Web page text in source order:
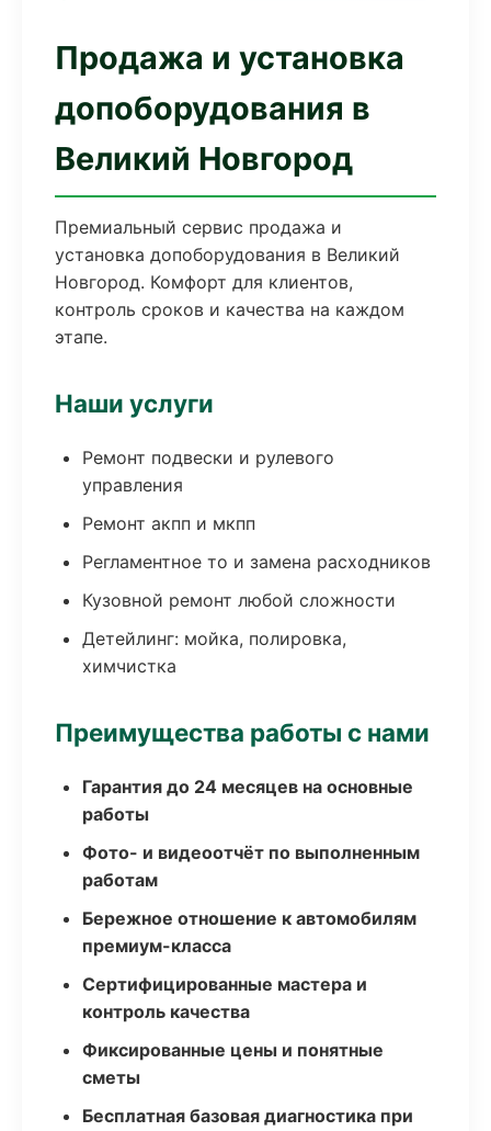
Продажа и установка
допоборудования в
Великий Новгород
Премиальный сервис продажа и
установка допоборудования в Великий
Новгород. Комфорт для клиентов,
контроль сроков и качества на каждом
этапе.
Наши услуги
Ремонт подвески и рулевого
управления
Ремонт акпп и мкпп
Регламентное то и замена расходников
Кузовной ремонт любой сложности
Детейлинг: мойка, полировка,
химчистка
Преимущества работы с нами
Гарантия до 24 месяцев на основные
работы
Фото- и видеоотчёт по выполненным
работам
Бережное отношение к автомобилям
премиум-класса
Сертифицированные мастера и
контроль качества
Фиксированные цены и понятные
сметы
Бесплатная базовая диагностика при